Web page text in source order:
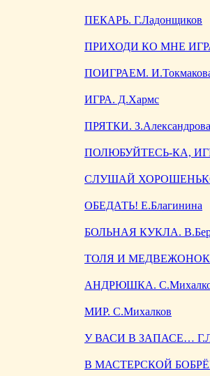
ПЕКАРЬ. Г.Ладонщиков
ПРИХОДИ КО МНЕ
ПОИГРАЕМ.
ИГРА. Д.Хармс
ПРЯТКИ. З.Александрова
ПОЛЮБУЙТЕСЬ-КА,
СЛУШАЙ
ОБЕДАТЬ! Е.Благинина
БОЛЬНАЯ КУКЛА.
ТОЛЯ И МЕДВЕЖОНОК.
АНДРЮШКА.
МИР. С.Михалков
У ВАСИ В ЗАПАСЕ…
В МАСТЕРСКОЙ